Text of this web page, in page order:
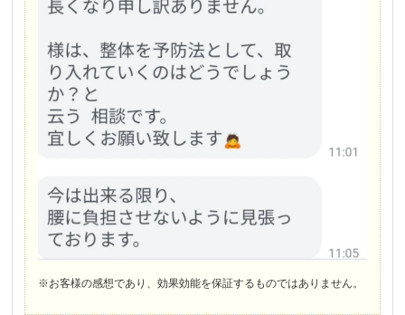
※お客様の感想であり、効果効能を保証するものではありません。